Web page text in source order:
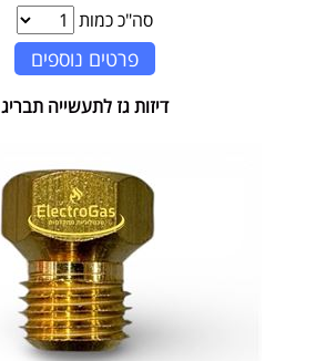
סה"כ כמות
פרטים נוספים
דיזות גז לתעשייה תבריג M5